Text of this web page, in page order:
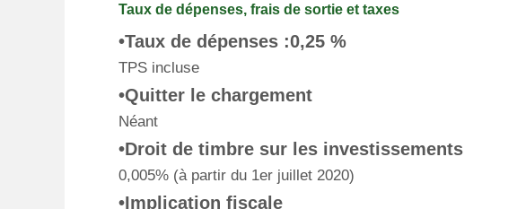
Taux de dépenses, frais de sortie et taxes
•Taux de dépenses :0,25 %
TPS incluse
•Quitter le chargement
Néant
•Droit de timbre sur les investissements
0,005% (à partir du 1er juillet 2020)
•Implication fiscale